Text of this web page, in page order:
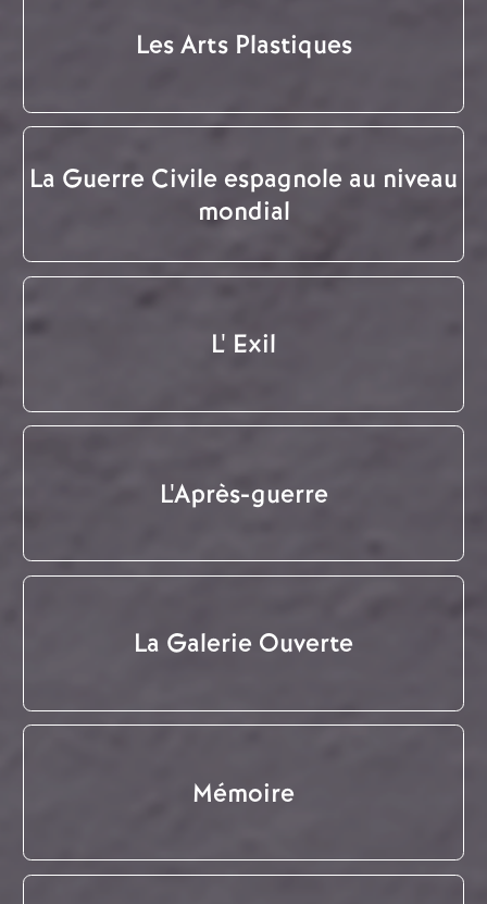
Les Arts Plastiques
La Guerre Civile espagnole au niveau
mondial
L' Exil
L'Après-guerre
La Galerie Ouverte
Mémoire